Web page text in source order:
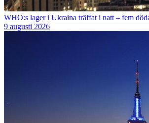
WHO:s lager i Ukraina träffat i natt – fem
9 augusti 2026